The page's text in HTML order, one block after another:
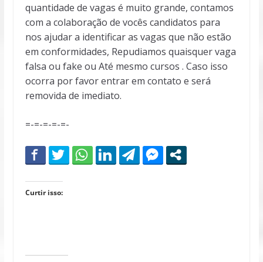
quantidade de vagas é muito grande, contamos
com a colaboração de vocês candidatos para
nos ajudar a identificar as vagas que não estão
em conformidades, Repudiamos quaisquer vaga
falsa ou fake ou Até mesmo cursos . Caso isso
ocorra por favor entrar em contato e será
removida de imediato.
=-=-=-=-=-
Curtir isso: